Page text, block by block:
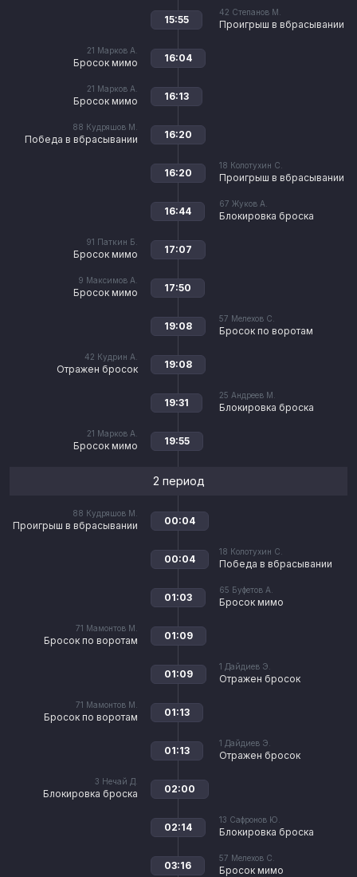
42 Степанов М.
Проигрыш в вбрасывании
15:55
21 Марков А.
Бросок мимо 16:04
21 Марков А.
Бросок мимо 16:13
88 Кудряшов М.
Победа в вбрасывании 16:20
18 Колотухин С.
Проигрыш в вбрасывании
16:20
67 Жуков А.
Блокировка броска
16:44
91 Паткин Б.
Бросок мимо 17:07
9 Максимов А.
Бросок мимо 17:50
57 Мелехов С.
Бросок по воротам
19:08
42 Кудрин А.
Отражен бросок 19:08
25 Андреев М.
Блокировка броска
19:31
21 Марков А.
Бросок мимо 19:55
2 период
88 Кудряшов М.
Проигрыш в вбрасывании 00:04
18 Колотухин С.
Победа в вбрасывании
00:04
65 Буфетов А.
Бросок мимо
01:03
71 Мамонтов М.
Бросок по воротам 01:09
1 Дайдиев Э.
Отражен бросок
01:09
71 Мамонтов М.
Бросок по воротам 01:13
1 Дайдиев Э.
Отражен бросок
01:13
3 Нечай Д.
Блокировка броска 02:00
13 Сафронов Ю.
Блокировка броска
02:14
57 Мелехов С.
Бросок мимо
03:16